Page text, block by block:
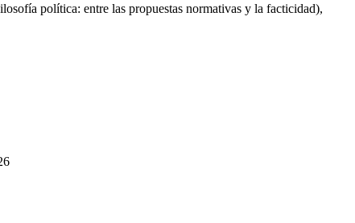
política: entre las propuestas normativas y la facticidad),